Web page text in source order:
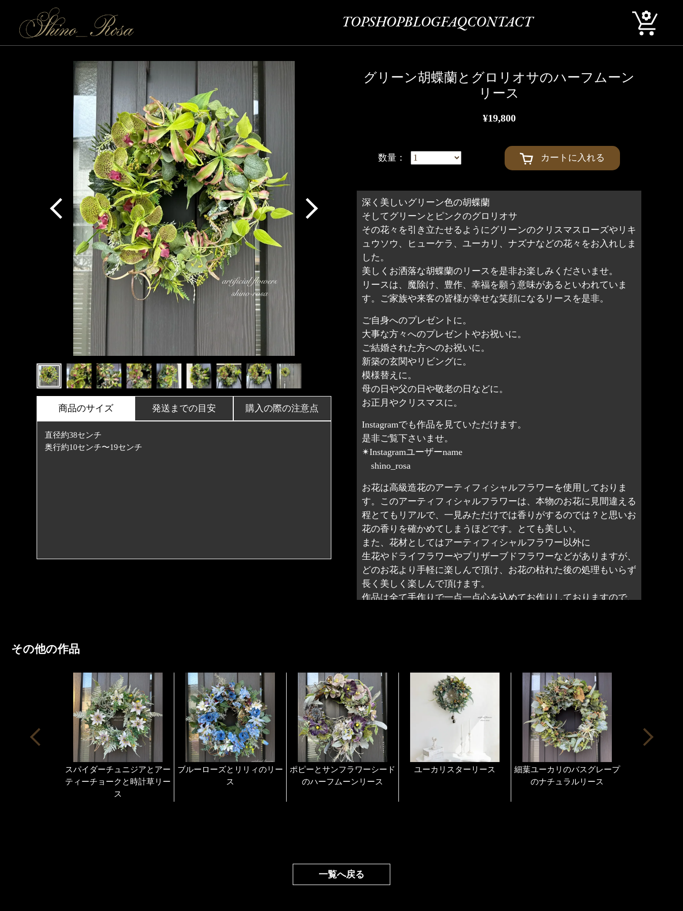
TOPSHOPBLOGFAQCONTACT
商品のサイズ 発送までの目安 購入の際の注意点
直径約38センチ
奥行約10センチ〜19センチ
った場合は商品到着後３日以内にご連絡お願い致します。
より色褪せの褪色が早くなります。雨や雪が降るなどの水分で色落ちする場
犬のダックスフンドとトイプードルを飼っています。
グリーン胡蝶蘭とグロリオサのハーフムーン
リース
¥19,800
数量： カートに入れる
深く美しいグリーン色の胡蝶蘭
そしてグリーンとピンクのグロリオサ
その花々を引き立たせるようにグリーンのクリスマスローズやリキ
ュウソウ、ヒューケラ、ユーカリ、ナズナなどの花々をお入れしま
した。
美しくお洒落な胡蝶蘭のリースを是非お楽しみくださいませ。
リースは、魔除け、豊作、幸福を願う意味があるといわれていま
す。ご家族や来客の皆様が幸せな笑顔になるリースを是非。
ご自身へのプレゼントに。
大事な方々へのプレゼントやお祝いに。
ご結婚された方へのお祝いに。
新築の玄関やリビングに。
模様替えに。
母の日や父の日や敬老の日などに。
お正月やクリスマスに。
Instagramでも作品を見ていただけます。
是非ご覧下さいませ。
✴︎Instagramユーザーname
shino_rosa
お花は高級造花のアーティフィシャルフラワーを使用しておりま
す。このアーティフィシャルフラワーは、本物のお花に見間違える
程とてもリアルで、一見みただけでは香りがするのでは？と思いお
花の香りを確かめてしまうほどです。とても美しい。
また、花材としてはアーティフィシャルフラワー以外に
生花やドライフラワーやプリザーブドフラワーなどがありますが、
どのお花より手軽に楽しんで頂け、お花の枯れた後の処理もいらず
長く美しく楽しんで頂けます。
作品は全て手作りで一点一点心を込めてお作りしておりますので、
また壁に掛けて頂ける作品は、ワイヤーや紐やリボンで壁掛け用の
ループをつけておりますので到着後すぐにお飾りいただけます。
その他のアレンジ作品につきましても透明フイルムやおリボンなど
でラッピングをしておりますので、到着後、そのまま飾って頂いて
もプレゼントにして頂いても喜んで頂けます。
どうぞ作品を見て頂き、手に取って頂き
美しいアーティフィシャルフラワーの素晴らしい世界をお楽しみ下
さいませ。
その他の作品
スパイダーチュニジアとアー
ティーチョークと時計草リー
ス
ブルーローズとリリィのリー
ス
ポピーとサンフラワーシード
のハーフムーンリース
ユーカリスターリース
細葉ユーカリのバスグレープ
のナチュラルリース
一覧へ戻る